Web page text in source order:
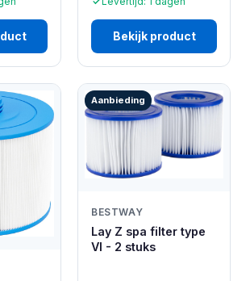
Bekijk product
Aanbieding
BESTWAY
Lay Z spa filter type
VI - 2 stuks